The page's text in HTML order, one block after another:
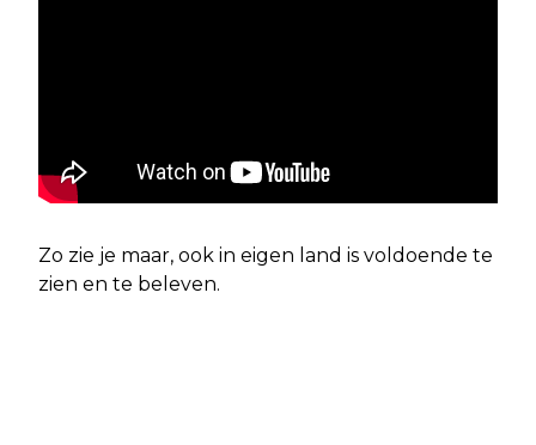
Zo zie je maar, ook in eigen land is voldoende te
zien en te beleven.